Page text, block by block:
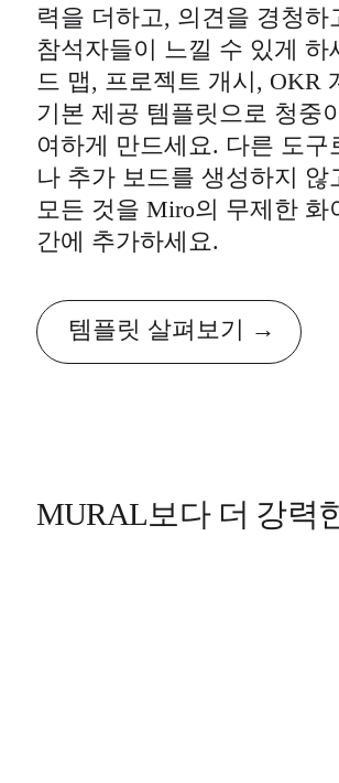
력을 더하고, 의견을 경청하
참석자들이 느낄 수 있게 하
드 맵, 프로젝트 개시, OKR
기본 제공 템플릿으로 청중
여하게 만드세요. 다른 도구
나 추가 보드를 생성하지 않
모든 것을 Miro의 무제한 화
간에 추가하세요.
템플릿 살펴보기
MURAL보다 더 강력